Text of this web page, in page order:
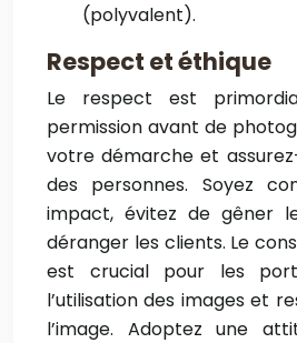
(polyvalent).
Respect et éthique
Le respect est
permission avant de
votre démarche et
des personnes. Soyez
impact, évitez de gêner
déranger les clients. Le
est crucial pour les
l’utilisation des images et
l’image. Adoptez une